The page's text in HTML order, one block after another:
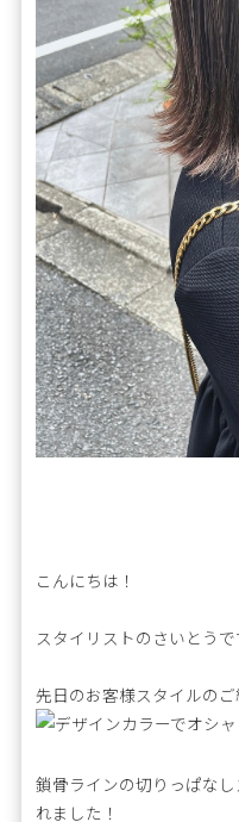
こんにちは！
スタイリストのさいとう
先日のお客様スタイルの
鎖骨ラインの切りっぱな
れました！